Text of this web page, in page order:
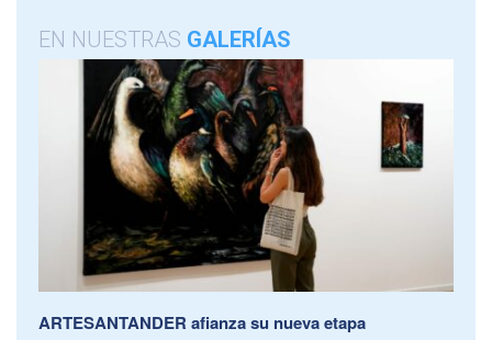
EN NUESTRAS GALERÍAS
ARTESANTANDER afianza su nueva etapa